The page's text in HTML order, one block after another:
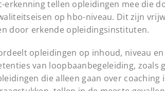
erkenning tellen opleidingen mee die
op hbo-niveau. Dit zijn
door erkende opleidingsinstituten.
opleidingen op inhoud, niveau
van loopbaanbegeleiding,
die alleen gaan over